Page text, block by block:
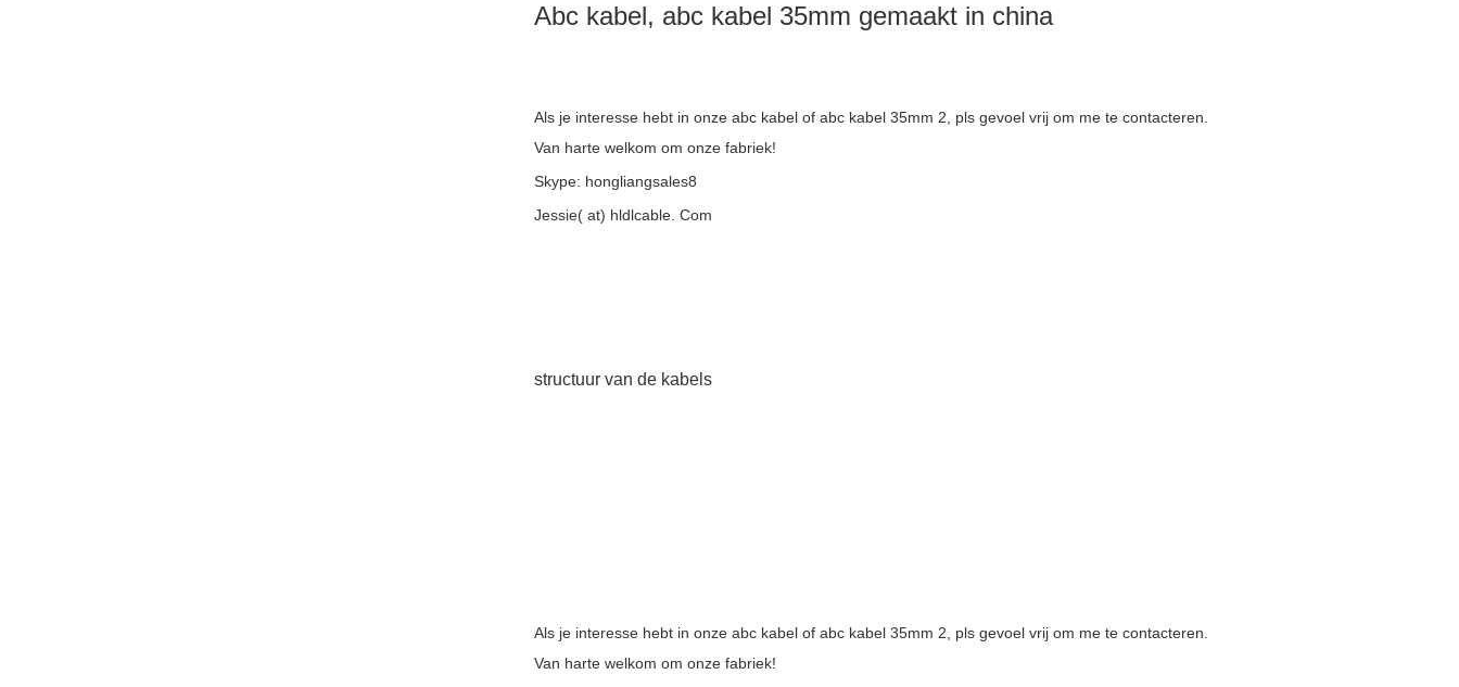
Abc kabel, abc kabel 35mm gemaakt in china
Als je interesse hebt in onze abc kabel of abc kabel 35mm 2, pls gevoel vrij om me te contacteren.
Van harte welkom om onze fabriek!
Skype: hongliangsales8
Jessie( at) hldlcable. Com
structuur van de kabels
Als je interesse hebt in onze abc kabel of abc kabel 35mm 2, pls gevoel vrij om me te contacteren.
Van harte welkom om onze fabriek!